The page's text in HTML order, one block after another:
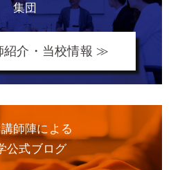
集団
紹介・当校情報 ≫
師陣による
公式ブログ